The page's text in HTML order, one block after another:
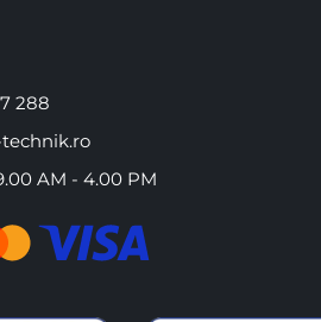
288
AM - 4.00 PM